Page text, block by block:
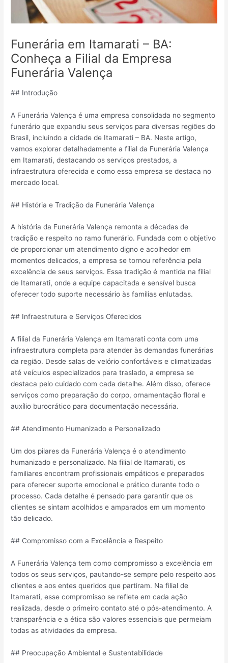
Funerária em Itamarati – BA:
Conheça a Filial da Empresa
Funerária Valença
## Introdução
A Funerária Valença é uma empresa consolidada no segmento
funerário que expandiu seus serviços para diversas regiões do
Brasil, incluindo a cidade de Itamarati – BA. Neste artigo,
vamos explorar detalhadamente a filial da Funerária Valença
em Itamarati, destacando os serviços prestados, a
infraestrutura oferecida e como essa empresa se destaca no
mercado local.
## História e Tradição da Funerária Valença
A história da Funerária Valença remonta a décadas de
tradição e respeito no ramo funerário. Fundada com o objetivo
de proporcionar um atendimento digno e acolhedor em
momentos delicados, a empresa se tornou referência pela
excelência de seus serviços. Essa tradição é mantida na filial
de Itamarati, onde a equipe capacitada e sensível busca
oferecer todo suporte necessário às famílias enlutadas.
## Infraestrutura e Serviços Oferecidos
A filial da Funerária Valença em Itamarati conta com uma
infraestrutura completa para atender às demandas funerárias
da região. Desde salas de velório confortáveis e climatizadas
até veículos especializados para traslado, a empresa se
destaca pelo cuidado com cada detalhe. Além disso, oferece
serviços como preparação do corpo, ornamentação floral e
auxílio burocrático para documentação necessária.
## Atendimento Humanizado e Personalizado
Um dos pilares da Funerária Valença é o atendimento
humanizado e personalizado. Na filial de Itamarati, os
familiares encontram profissionais empáticos e preparados
para oferecer suporte emocional e prático durante todo o
processo. Cada detalhe é pensado para garantir que os
clientes se sintam acolhidos e amparados em um momento
tão delicado.
## Compromisso com a Excelência e Respeito
A Funerária Valença tem como compromisso a excelência em
todos os seus serviços, pautando-se sempre pelo respeito aos
clientes e aos entes queridos que partiram. Na filial de
Itamarati, esse compromisso se reflete em cada ação
realizada, desde o primeiro contato até o pós-atendimento. A
transparência e a ética são valores essenciais que permeiam
todas as atividades da empresa.
## Preocupação Ambiental e Sustentabilidade